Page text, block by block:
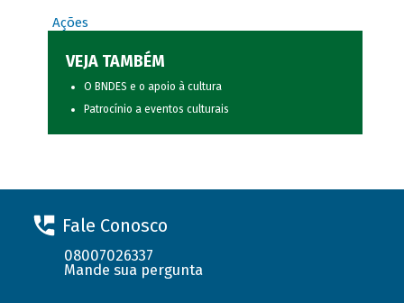
Ações
VEJA TAMBÉM
O BNDES e o apoio à cultura
Patrocínio a eventos culturais
Fale Conosco
08007026337
Mande sua pergunta